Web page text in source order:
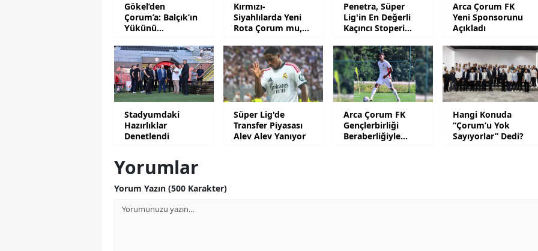
Siirt
Sinop
Sivas
Tekirdağ
Tokat
Gökel’den
Çorum’a: Balçık’ın
Yükünü
Kırmızı-
Siyahlılarda Yeni
Rota Çorum mu,
Penetra, Süper
Lig'in En Değerli
Kaçıncı Stoperi
Arca Çorum FK
Yeni Sponsorunu
Açıkladı
Stadyumdaki
Hazırlıklar
Denetlendi
Süper Lig'de
Transfer Piyasası
Alev Alev Yanıyor
Arca Çorum FK
Gençlerbirliği
Beraberliğiyle
Hangi Konuda
“Çorum’u Yok
Sayıyorlar” Dedi?
Yorumlar
Yorum Yazın (500 Karakter)